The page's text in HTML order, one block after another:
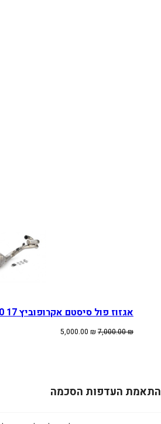
התאמת העדפות הסכמה
אגזוז פול סיסטם אקרופוביץ KTM SX-F350 17
7,000.00₪
המחיר
5,000.00 ₪
המחיר